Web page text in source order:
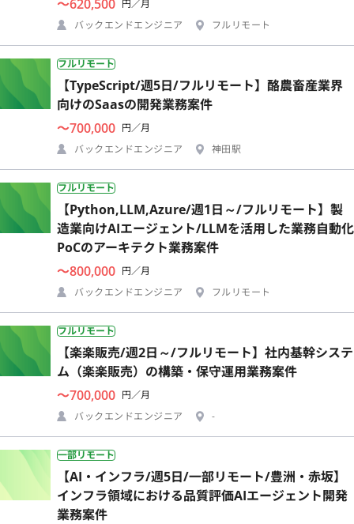
〜620,500 円／月
バックエンドエンジニア
フルリモート
フルリモート
【TypeScript/週5日/フルリモート】酪農畜産業界
向けのSaasの開発業務案件
〜700,000 円／月
バックエンドエンジニア
神田駅
フルリモート
【Python,LLM,Azure/週1日～/フルリモート】製
造業向けAIエージェント/LLMを活用した業務自動化
PoCのアーキテクト業務案件
〜800,000 円／月
バックエンドエンジニア
フルリモート
フルリモート
【楽楽販売/週2日～/フルリモート】社内基幹システ
ム（楽楽販売）の構築・保守運用業務案件
〜700,000 円／月
バックエンドエンジニア
-
一部リモート
【AI・インフラ/週5日/一部リモート/豊洲・赤坂】
インフラ領域における品質評価AIエージェント開発
業務案件